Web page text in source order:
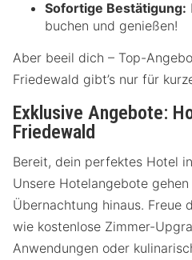
Sofortige Bestätigung:
buchen und genießen!
Aber beeil dich – Top-
Friedewald gibt’s nur für
Exklusive Angebote:
Friedewald
Bereit, dein perfektes Hotel
Unsere Hotelangebote
Übernachtung hinaus. Freue
wie kostenlose Zimmer-
Anwendungen oder